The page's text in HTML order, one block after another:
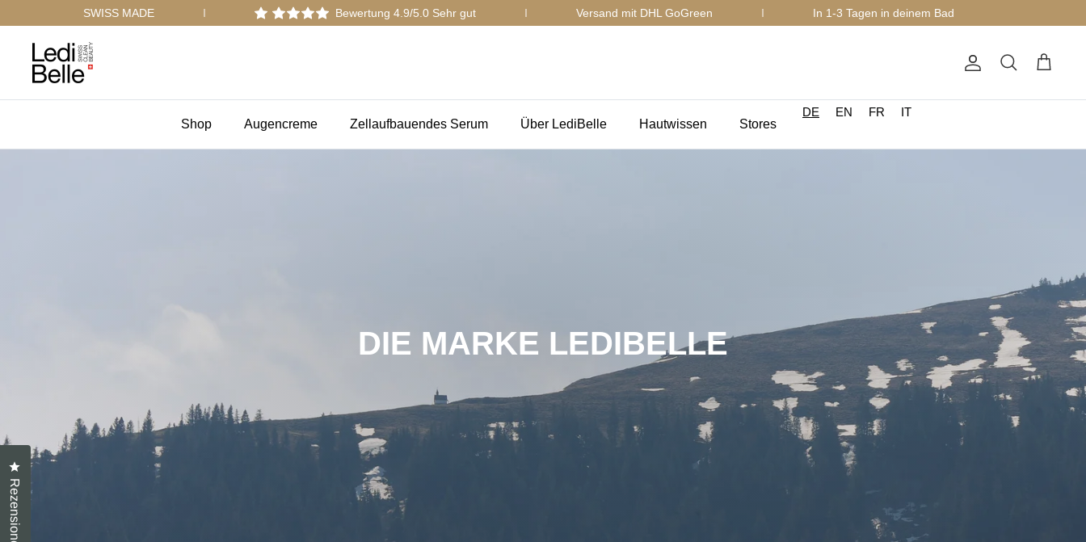
zum
SWISS MADE Bewertung 4.9/5.0 Sehr gut Versand mit DHL GoGreen In 1-3 Tagen in deinem Bad
Account
Suchen Warenkorb
Shop Augencreme Zellaufbauendes Serum Über LediBelle Hautwissen Stores
DE EN FR IT
DIE MARKE LEDIBELLE
Rezensionen
Klicken, um den Rezensionsdialog zu öffnen